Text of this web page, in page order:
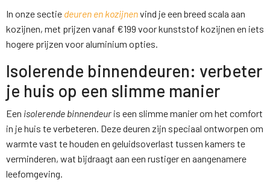
In onze sectie deuren en kozijnenvind je een breed scala aan
kozijnen, met prijzen vanaf €199 voor kunststof kozijnen en iets
hogere prijzen voor aluminium opties.
Isolerende binnendeuren: verbeter
je huis op een slimme manier
Een isolerende binnendeur is een slimme manier om het comfort
in je huis te verbeteren. Deze deuren zijn speciaal ontworpen om
warmte vast te houden en geluidsoverlast tussen kamers te
verminderen, wat bijdraagt aan een rustiger en aangenamere
leefomgeving.